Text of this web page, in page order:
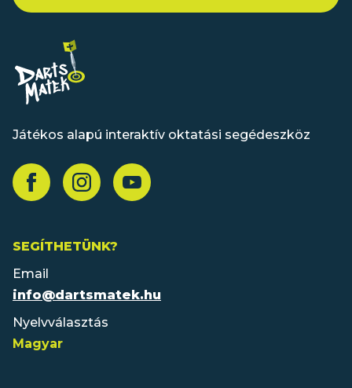
Játékos alapú interaktív oktatási segédeszköz
SEGÍTHETÜNK?
Email
info@dartsmatek.hu
Nyelvválasztás
Magyar